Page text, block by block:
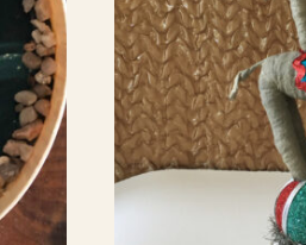
WEITERLESEN